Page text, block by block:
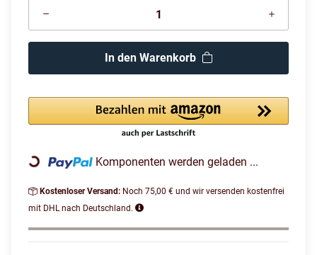
In den Warenkorb
Loading... Komponenten werden geladen ...
Kostenloser Versand: Noch 75,00 € und wir versenden kostenfrei
mit DHL nach Deutschland.